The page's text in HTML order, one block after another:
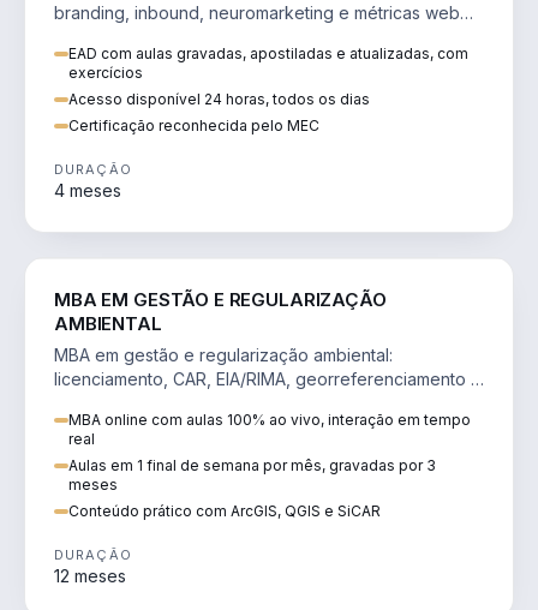
branding, inbound, neuromarketing e métricas web
EAD com aulas gravadas, apostiladas e atualizadas, com
exercícios
Acesso disponível 24 horas, todos os dias
Certificação reconhecida pelo MEC
DURAÇÃO
4 meses
MBA EM GESTÃO E REGULARIZAÇÃO
AMBIENTAL
MBA em gestão e regularização ambiental:
licenciamento, CAR, EIA/RIMA, georreferenciamento e
MBA online com aulas 100% ao vivo, interação em tempo
real
Aulas em 1 final de semana por mês, gravadas por 3
meses
Conteúdo prático com ArcGIS, QGIS e SiCAR
DURAÇÃO
12 meses